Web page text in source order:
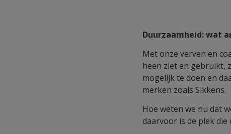
Duurzaamheid: wat
Met onze verven en
heen ziet en gebruikt,
mogelijk te doen en
merken zoals Sikkens.
Hoe weten we nu dat
daarvoor is de plek